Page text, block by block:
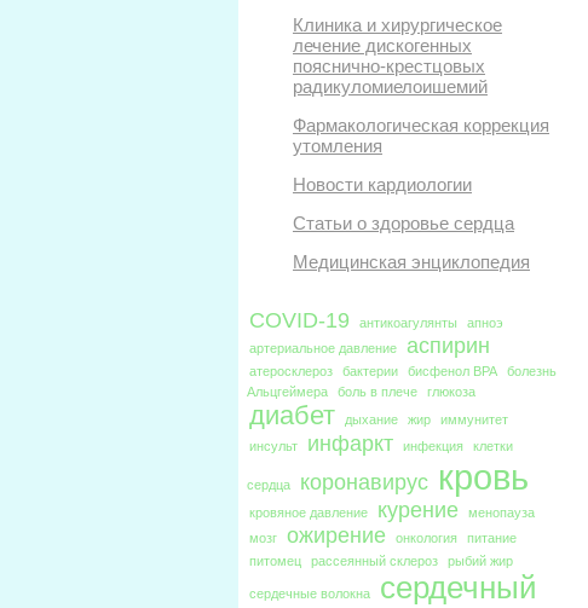
Клиника и хирургическое
лечение дискогенных
пояснично-крестцовых
радикуломиелоишемий
Фармакологическая коррекция
утомления
Новости кардиологии
Статьи о здоровье сердца
Медицинская энциклопедия
COVID-19 антикоагулянты
апноэ
артериальное давление
аспирин
атеросклероз бактерии бисфенол BPA
болезнь
Альцгеймера
боль в плече глюкоза
диабет дыхание жир
иммунитет
инсульт
инфаркт инфекция клетки
сердца коронавирус кровь
кровяное давление курение
менопауза
мозг
ожирение онкология
питание
питомец
рассеянный склероз рыбий жир
сердечные волокна
сердечный